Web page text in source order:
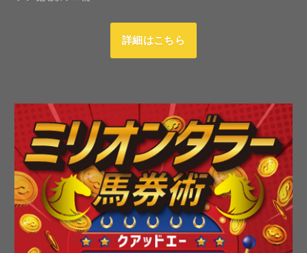
詳細はこちら